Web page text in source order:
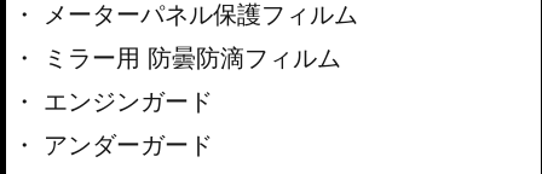
メーターパネル保護フィルム
ミラー用 防曇防滴フィルム
エンジンガード
アンダーガード